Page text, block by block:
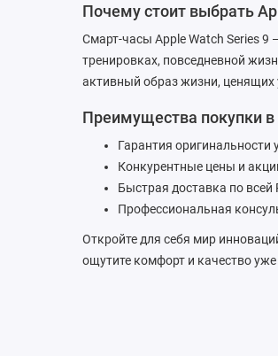
Почему стоит выбрать
Смарт-часы Apple Watch Series
тренировках, повседневной
активный образ жизни, ценящих
Преимущества покупки в
Гарантия оригинальности
Конкурентные цены и
Быстрая доставка по всей
Профессиональная
Откройте для себя мир
ощутите комфорт и качество уже